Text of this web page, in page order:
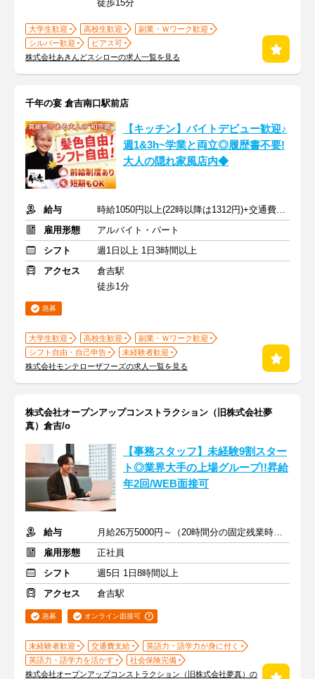
徒歩15分
大学生歓迎 高校生歓迎
副業・Ｗワーク歓迎
シルバー歓迎
ピアス可
株式会社あきんどスシローの求人一覧を見る
千年の宴 倉吉南口駅前店
【キッチン】バイトデビュー歓迎♪
週1&3h~学業と両立◎履歴書不要!
大人の隠れ家風店内◆
給与
時給1050円以上(22時以降は1312円)+交通費規定内支給
雇用形態
アルバイト・パート
シフト
週1日以上 1日3時間以上
アクセス
倉吉駅
徒歩1分
急募
大学生歓迎 高校生歓迎
副業・Ｗワーク歓迎
シフト自由・自己申告
未経験者歓迎
株式会社モンテローザフーズの求人一覧を見る
株式会社オープンアップコンストラクション（旧株式会社夢
真）倉吉/o
【事務スタッフ】未経験9割スター
ト◎業界大手の上場グループ!!昇給
年2回/WEB面接可
給与
月給26万5000円～（20時間分の固定残業時間代を含む）
雇用形態
正社員
シフト
週5日 1日8時間以上
アクセス
倉吉駅
急募 オンライン面接可
未経験者歓迎 交通費支給
英語力・語学力が身に付く
英語力・語学力を活かす
社会保険完備
株式会社オープンアップコンストラクション（旧株式会社夢真）の